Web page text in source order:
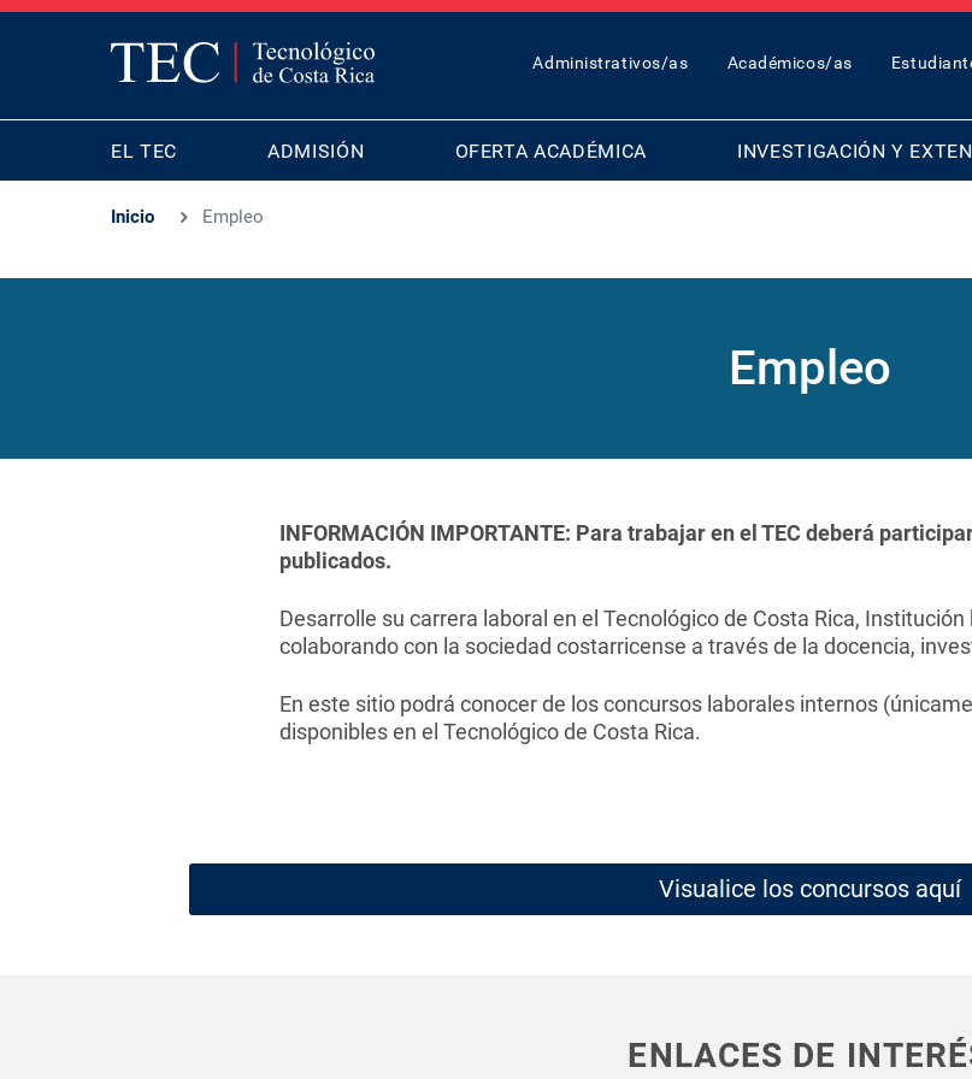
TOP
MENU
Administrativos/as Académicos/as
MAIN
NAVIGATION
EL TEC ADMISIÓN OFERTA ACADÉMICA INVESTIGACIÓN Y
Inicio Empleo
Empleo
INFORMACIÓN IMPORTANTE: Para trabajar en el TEC deberá
publicados.
Desarrolle su carrera laboral en el Tecnológico de Costa Rica,
colaborando con la sociedad costarricense a través de la docencia,
En este sitio podrá conocer de los concursos laborales internos
disponibles en el Tecnológico de Costa Rica.
Visualice los concursos aquí
ENLACES DE